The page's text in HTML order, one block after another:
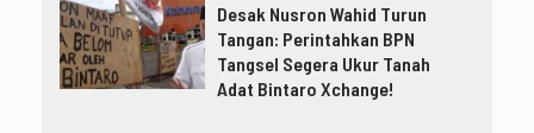
Desak Nusron Wahid Turun
Tangan: Perintahkan BPN
Tangsel Segera Ukur Tanah
Adat Bintaro Xchange!